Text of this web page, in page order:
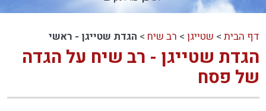
דף הבית > שטייגן > רב שיח > הגדת שטייגן - ראשי
הגדת שטייגן - רב שיח על הגדה
של פסח